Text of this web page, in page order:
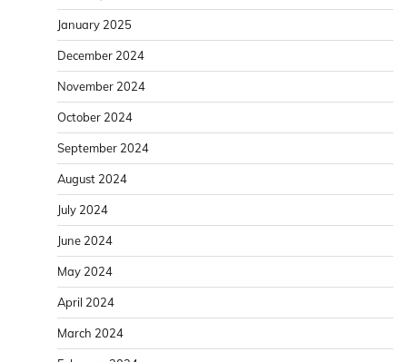
January 2025
December 2024
November 2024
October 2024
September 2024
August 2024
July 2024
June 2024
May 2024
April 2024
March 2024